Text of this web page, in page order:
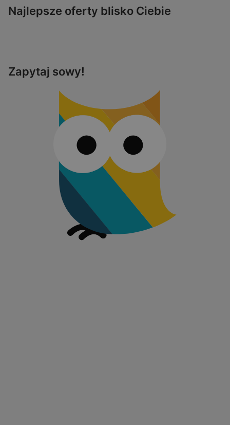
Najlepsze oferty blisko Ciebie
Zapytaj sowy!